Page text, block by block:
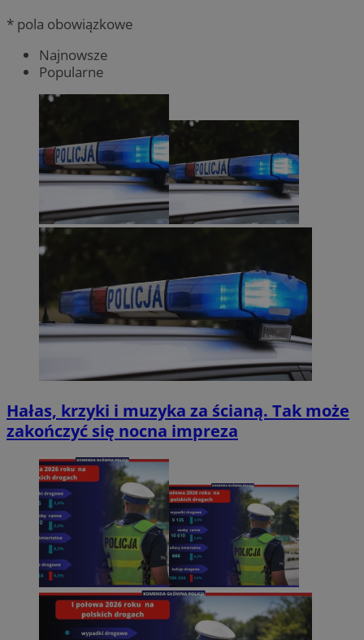
* pola obowiązkowe
Najnowsze
Popularne
Hałas, krzyki i muzyka za ścianą. Tak może
zakończyć się nocna impreza